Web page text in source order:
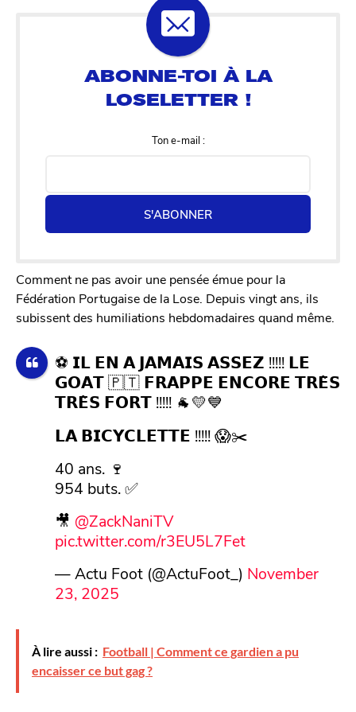
Ton e-mail :
S'ABONNER
Comment ne pas avoir une pensée émue pour la
Fédération Portugaise de la Lose. Depuis vingt ans, ils
subissent des humiliations hebdomadaires quand même.
⚽️ 𝗜𝗟 𝗘𝗡 𝗔 𝗝𝗔𝗠𝗔𝗜𝗦 𝗔𝗦𝗦𝗘𝗭 !!!!! 𝗟𝗘
𝗚𝗢𝗔𝗧 🇵🇹 𝗙𝗥𝗔𝗣𝗣𝗘 𝗘𝗡𝗖𝗢𝗥𝗘 𝗧𝗥𝗘̀𝗦
𝗧𝗥𝗘̀𝗦 𝗙𝗢𝗥𝗧 !!!!! 🐐💛💙
𝗟𝗔 𝗕𝗜𝗖𝗬𝗖𝗟𝗘𝗧𝗧𝗘 !!!!! 😱✂️
40 ans. 🍷
954 buts. ✅
🎥 @ZackNaniTV
pic.twitter.com/r3EU5L7Fet
— Actu Foot (@ActuFoot_) November
23, 2025
À lire aussi : Football | Comment ce gardien a pu
encaisser ce but gag ?